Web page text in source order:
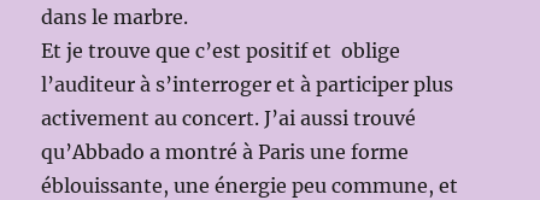
dans le marbre.
Et je trouve que c’est positif et oblige
l’auditeur à s’interroger et à participer plus
activement au concert. J’ai aussi trouvé
qu’Abbado a montré à Paris une forme
éblouissante, une énergie peu commune, et